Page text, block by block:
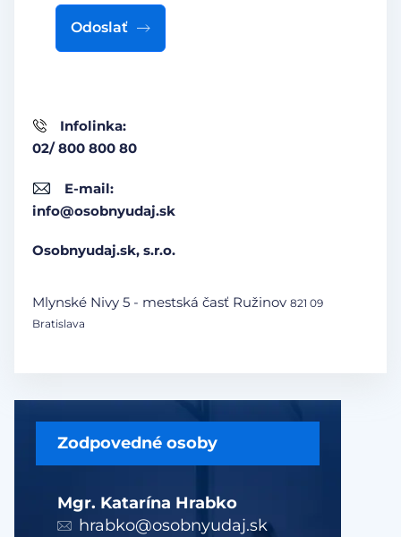
Zodpovedné osoby
Mgr. Katarína Hrabko
hrabko@osobnyudaj.sk
Infolinka:
02/ 800 800 80
E-mail:
info@osobnyudaj.sk
Osobnyudaj.sk, s.r.o.
Mlynské Nivy 5 - mestská časť Ružinov 821 09
Bratislava
Odoslať